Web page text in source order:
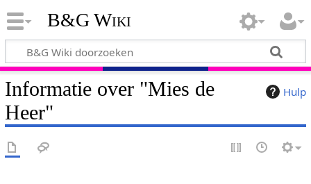
B&G Wiki
Hulp
Informatie over "Mies de
Heer"